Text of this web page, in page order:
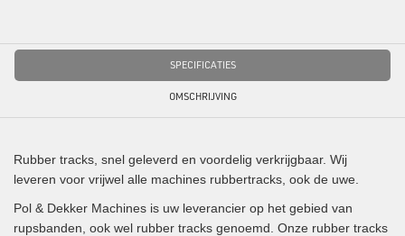
SPECIFICATIES
OMSCHRIJVING
Rubber tracks, snel geleverd en voordelig verkrijgbaar. Wij
leveren voor vrijwel alle machines rubbertracks, ook de uwe.
Pol & Dekker Machines is uw leverancier op het gebied van
rupsbanden, ook wel rubber tracks genoemd. Onze rubber tracks